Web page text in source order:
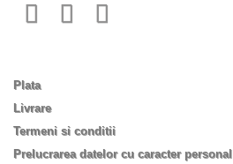
Plata
Livrare
Termeni si conditii
Prelucrarea datelor cu caracter personal